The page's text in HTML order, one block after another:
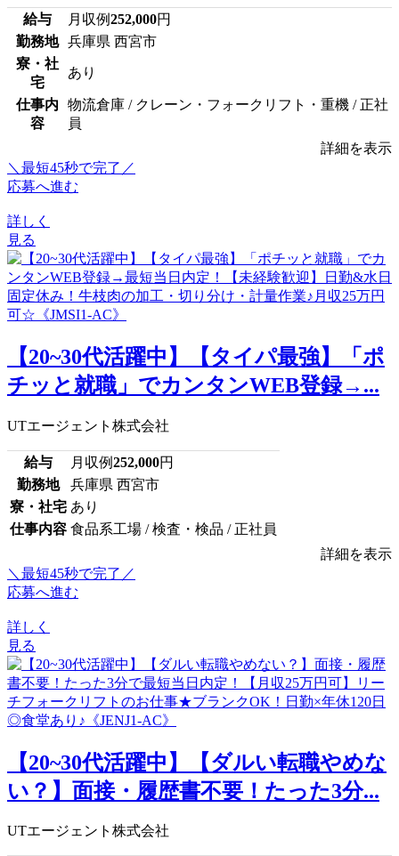
給与 月収例252,000円
勤務地
兵庫県 西宮市
寮・社
宅
あり
仕事内
容
物流倉庫 / クレーン・フォークリフト・重機 / 正社
員
詳細を表示
＼最短45秒で完了／
応募へ進む
詳しく
見る
【20~30代活躍中】【タイパ最強】「ポ
チッと就職」でカンタンWEB登録→...
UTエージェント株式会社
給与 月収例252,000円
勤務地
兵庫県 西宮市
寮・社宅 あり
仕事内容 食品系工場 / 検査・検品 / 正社員
詳細を表示
＼最短45秒で完了／
応募へ進む
詳しく
見る
【20~30代活躍中】【ダルい転職やめな
い？】面接・履歴書不要！たった3分...
UTエージェント株式会社